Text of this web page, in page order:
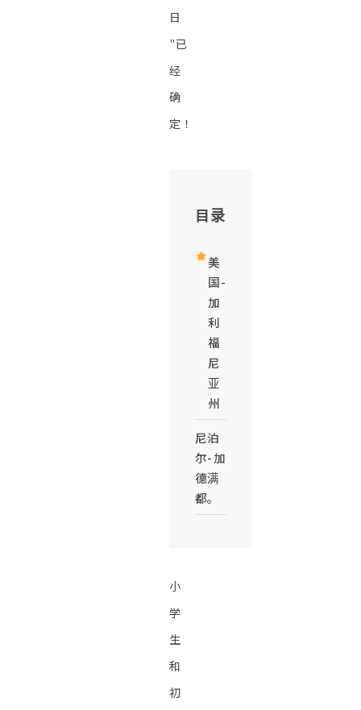
日
"已
经
确
定！
目录
美
国-
加
利
福
尼
亚
州
尼泊
尔-加
德满
都。
小
学
生
和
初